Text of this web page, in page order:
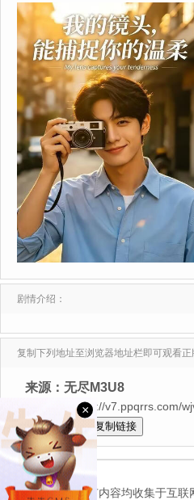
剧情介绍：
复制下列地址至浏览器地址栏即可观看正
来源：无尽M3U8
全集$https://v7.ppqrrs.com/
全选
本网站所有内容均收集于互
×